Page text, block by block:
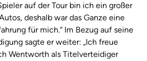
auf der Tour bin ich ein großer
deshalb war das Ganze eine
für mich.“ Im Bezug auf seine
sagte er weiter: „Ich freue
Wentworth als Titelverteidiger